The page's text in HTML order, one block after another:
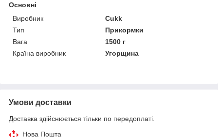
Основні
Виробник
Cukk
Тип
Прикормки
Вага
1500 г
Країна виробник
Угорщина
Умови доставки
Доставка здійснюється тільки по передоплаті.
Нова Пошта